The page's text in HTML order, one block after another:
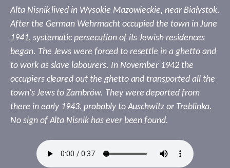
Alta Nisnik lived in Wysokie Mazowieckie, near Białystok.
After the German Wehrmacht occupied the town in June
1941, systematic persecution of its Jewish residences
began. The Jews were forced to resettle in a ghetto and
to work as slave labourers. In November 1942 the
occupiers cleared out the ghetto and transported all the
town's Jews to Zambrów. They were deported from
there in early 1943, probably to Auschwitz or Treblinka.
No sign of Alta Nisnik has ever been found.